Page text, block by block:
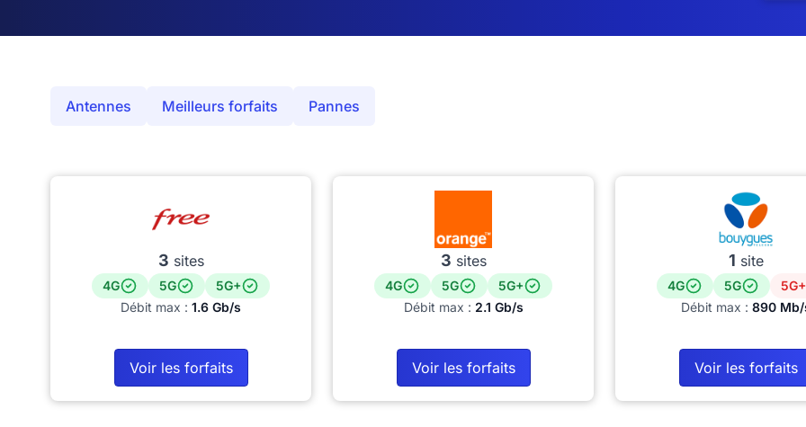
Antennes Meilleurs forfaits Pannes
3 sites
4G 5G
5G+
Débit max : 1.6 Gb/s
Voir les forfaits
3 sites
4G 5G
5G+
Débit max : 2.1 Gb/s
Voir les forfaits
1 site
4G 5G
5G+
Débit max : 890 Mb/
Voir les forfaits